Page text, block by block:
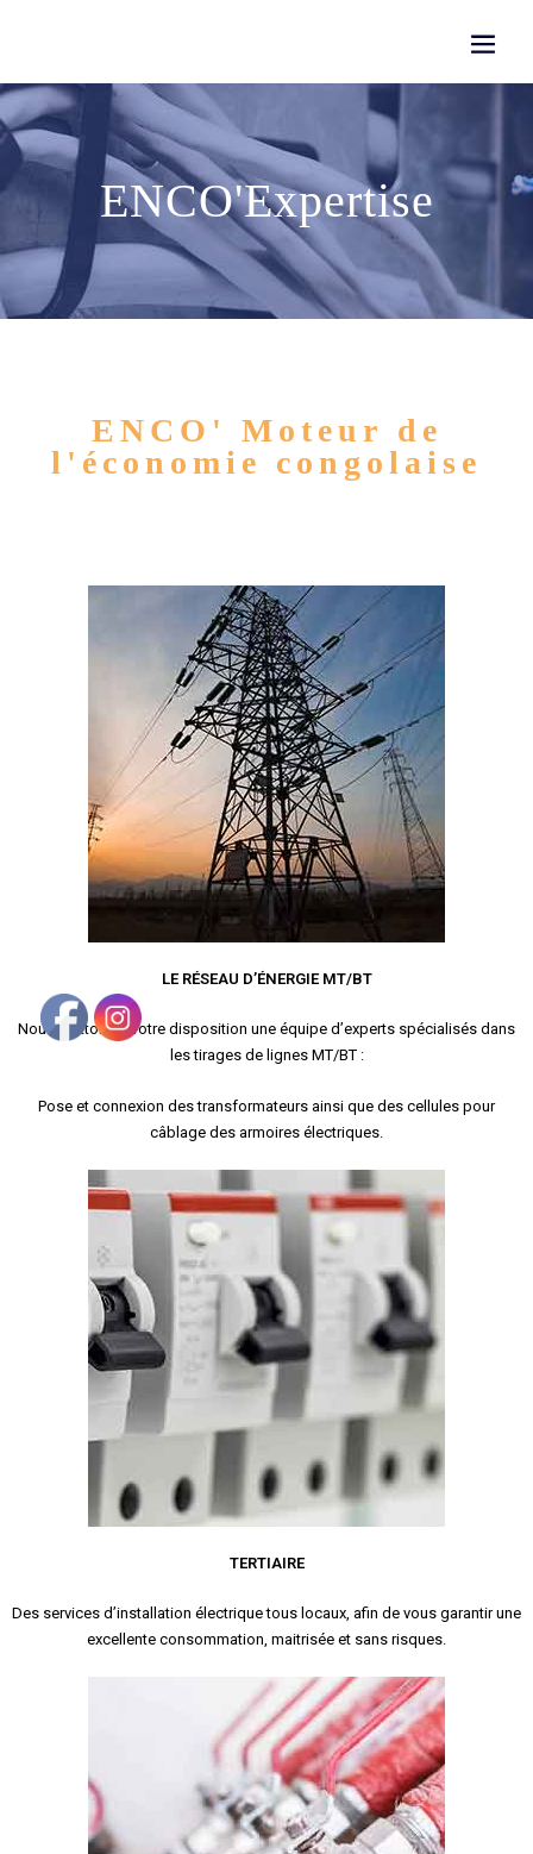
ENCO'Expertise
ENCO' Moteur de
l'économie congolaise
LE RÉSEAU D’ÉNERGIE MT/BT
Nous mettons à votre disposition une équipe d’experts spécialisés dans
les tirages de lignes MT/BT :
Pose et connexion des transformateurs ainsi que des cellules pour
câblage des armoires électriques.
TERTIAIRE
Des services d’installation électrique tous locaux, afin de vous garantir une
excellente consommation, maitrisée et sans risques.